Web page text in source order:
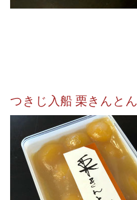
つきじ入船 栗きんとん